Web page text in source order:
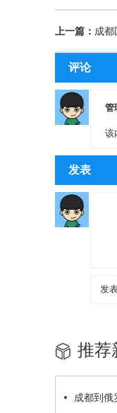
上一篇： 成都
评论
管
该
发表
推荐
成都到俄